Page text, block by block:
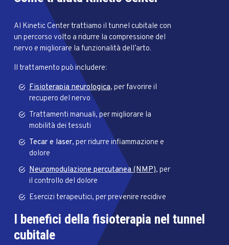
Al Kinetic Center trattiamo il tunnel cubitale con
un percorso volto a ridurre la compressione del
nervo e migliorare la funzionalità dell’arto.
Il trattamento può includere:
Fisioterapia neurologica, per favorire il
recupero del nervo
Trattamenti manuali, per migliorare la
mobilità dei tessuti
Tecar e laser, per ridurre infiammazione e
dolore
Neuromodulazione percutanea (NMP), per
il controllo del dolore
Esercizi terapeutici, per prevenire recidive
I benefici della fisioterapia nel tunnel
cubitale